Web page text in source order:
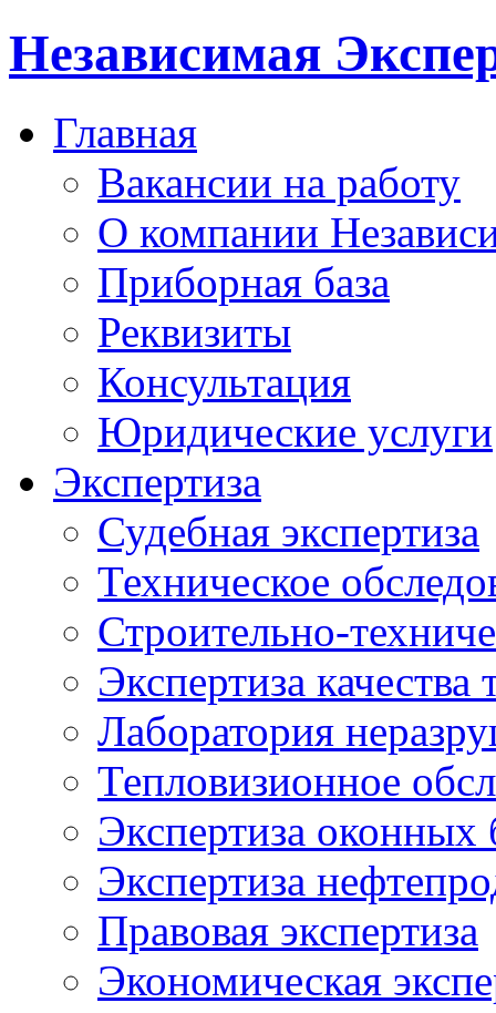
Независимая
Главная
Вакансии на работу
О компании
Приборная база
Реквизиты
Консультация
Юридические услуги
Экспертиза
Судебная экспертиза
Техническое
Строительно-
Экспертиза качества
Лаборатория
Тепловизионное
Экспертиза оконных
Экспертиза
Правовая экспертиза
Экономическая